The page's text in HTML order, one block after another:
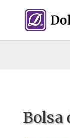
Bolsa